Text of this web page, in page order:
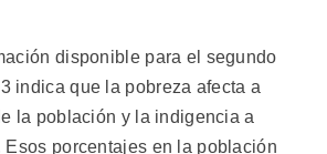
disponible para el segundo
indica que la pobreza afecta a
la población y la indigencia a
Esos porcentajes en la población